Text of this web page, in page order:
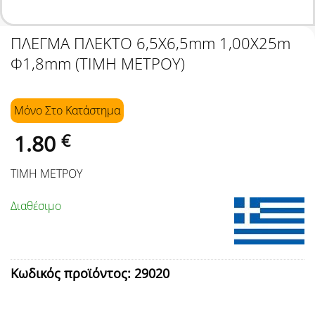
ΠΛΕΓΜΑ ΠΛΕΚΤΟ 6,5Χ6,5mm 1,00X25m
Φ1,8mm (ΤΙΜΗ ΜΕΤΡΟΥ)
Μόνο Στo Κατάστημα
1.80 €
ΤΙΜΗ ΜΕΤΡΟΥ
Διαθέσιμο
Κωδικός προϊόντος: 29020